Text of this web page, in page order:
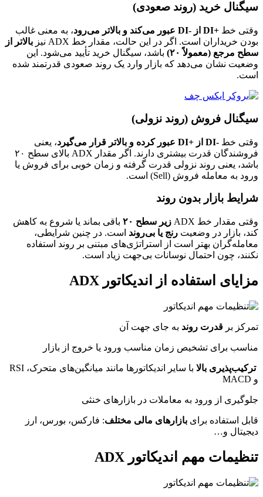
سیگنال خرید (روند صعودی)
وقتی خط +DI از -DI عبور می‌کند و بالاتر می‌رود
، به معنی غالب
بودن خریداران است. اگر در این حالت، مقدار خط ADX نیز
بالاتر از
سطح مرجع (معمولاً ۲۰)
باشد، سیگنال خرید تأیید می‌شود. این
وضعیت نشان می‌دهد که بازار وارد یک روند صعودی قدرتمند شده
است.
سیگنال فروش (روند نزولی)
وقتی خط -DI از +DI عبور کرده و بالاتر قرار می‌گیرد
، یعنی
فروشندگان قدرت بیشتری دارند. اگر مقدار ADX بالای سطح ۲۰
باشد، یعنی روند نزولی قدرت گرفته و زمان خوبی برای فروش یا
ورود به معامله فروش (Sell) است.
شرایط بازار بدون روند
وقتی مقدار خط ADX زیر سطح ۲۰
باقی بماند یا شروع به کاهش
کند، بازار در وضعیت رنج یا بی‌روند است. در چنین شرایطی،
معامله‌گران بهتر است از استراتژی‌های مبتنی بر روند استفاده
نکنند، چون احتمال نوسانات بی‌جهت زیاد است.
مزایای استفاده از اندیکاتور ADX
تمرکز بر قدرت روند به جای جهت آن
مناسب برای تشخیص زمان مناسب ورود یا خروج از بازار
ترکیب‌پذیری بالا
با سایر اندیکاتورها مانند میانگین‌های متحرک، RSI
و MACD
جلوگیری از ورود به معاملات در بازارهای خنثی
قابل استفاده برای بازارهای مالی مختلف: فارکس، بورس، ارز
دیجیتال و…
تنظیمات مهم اندیکاتور ADX